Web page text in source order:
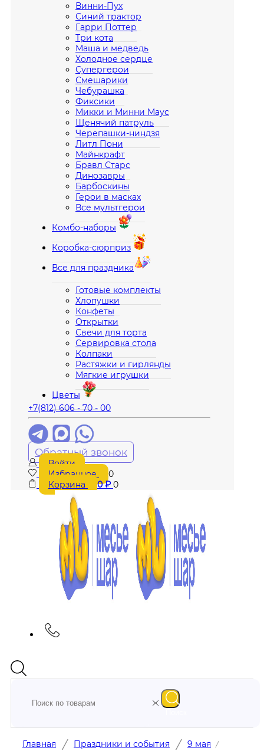
Винни-Пух
Синий трактор
Гарри Поттер
Три кота
Маша и медведь
Холодное сердце
Супергерои
Смешарики
Чебурашка
Фиксики
Микки и Минни Маус
Щенячий патруль
Черепашки-ниндзя
Литл Пони
Майнкрафт
Бравл Старс
Динозавры
Барбоскины
Герои в масках
Все мультгерои
Комбо-наборы
Коробка-сюрприз
Все для праздника
Готовые комплекты
Хлопушки
Конфеты
Открытки
Свечи для торта
Сервировка стола
Колпаки
Растяжки и гирлянды
Мягкие игрушки
Цветы
+7(812) 606 - 70 - 00
Обратный звонок
Войти
Избранное
0
Корзина
0₽ 0
Главная / Праздники и события / 9 мая /